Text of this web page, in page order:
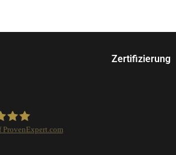
Zertifizierung
ProvenExpert.com